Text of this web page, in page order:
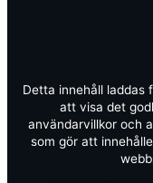
Detta innehåll laddas
att visa det
användarvillkor och
som gör att